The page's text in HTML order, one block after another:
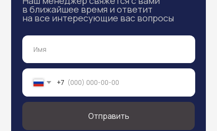
Хиты продаж
надежное видеонаблюдение
Честные отзывы наших
клиентов
Мнение тех, кто уже установил
видеонаблюдение с нами